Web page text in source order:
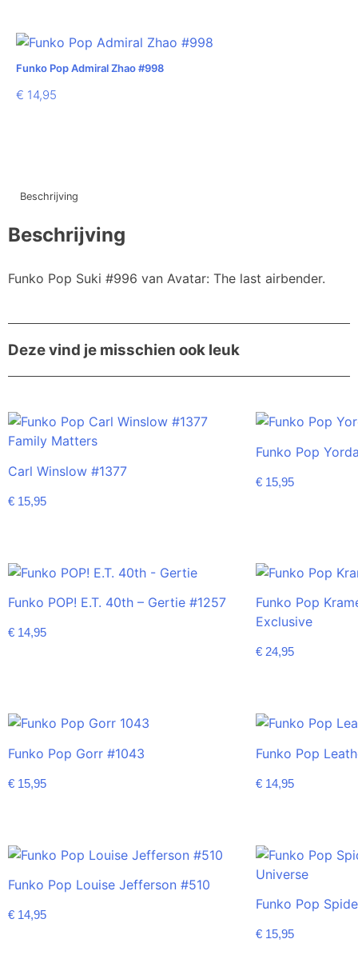
Funko Pop Admiral Zhao #998
€ 14,95
Beschrijving
Beschrijving
Funko Pop Suki #996 van Avatar: The last airbender.
Deze vind je misschien ook leuk
Carl Winslow #1377
€ 15,95
Funko Pop
€ 15,95
Funko POP! E.T. 40th – Gertie #1257
€ 14,95
Funko Pop
Exclusive
€ 24,95
Funko Pop Gorr #1043
€ 15,95
Funko Pop
€ 14,95
Funko Pop Louise Jefferson #510
€ 14,95
Funko Pop
€ 15,95